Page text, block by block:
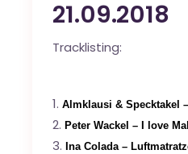
21.09.2018
Tracklisting:
Almklausi & Specktakel
Peter Wackel – I love
Ina Colada –